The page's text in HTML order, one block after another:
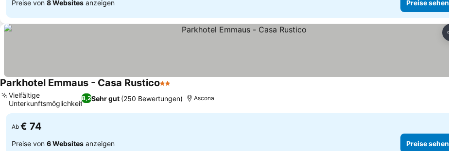
Preise von 8 Websites anzeigen Preise sehen
Parkhotel Emmaus - Casa Rustico2 Sterne
8,2Sehr gut (250 Bewertungen)
Vielfältige
Unterkunftsmöglichkeiten
Ascona
Ab € 74
Preise von 6 Websites anzeigen Preise sehen